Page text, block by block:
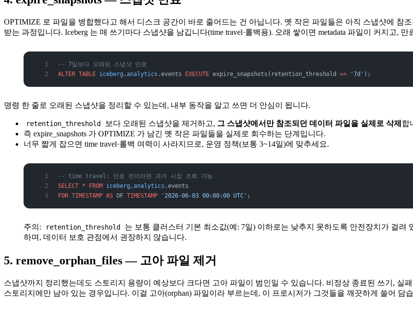
OPTIMIZE 로 파일을 병합했다고 해서 디스크 공간이 바로 줄어드는 건 아닙니다. 옛 작은 파일들은 아직 스냅샷에 참
받는 과정입니다. Iceberg 는 매 쓰기마다 스냅샷을 남깁니다(time travel·롤백용). 오래 쌓이면 metadata 파일이 커지고,
-- 7일보다 오래된 스냅샷 만료
ALTER TABLE iceberg .analytics .events EXECUTE expire_snapshots(retention_threshold => '7d' );
명령 한 줄로 오래된 스냅샷을 정리할 수 있는데, 내부 동작을 알고 쓰면 더 안심이 됩니다.
retention_threshold 보다 오래된 스냅샷을 제거하고, 그 스냅샷에서만 참조되던 데이터 파일을 실제로 삭제 합
즉 expire_snapshots 가 OPTIMIZE 가 남긴 옛 작은 파일들을 실제로 회수하는 단계입니다.
너무 짧게 잡으면 time travel·롤백 여력이 사라지므로, 운영 정책(보통 3~14일)에 맞추세요.
-- time travel: 만료 전이라면 과거 시점 조회 가능
SELECT * FROM iceberg .analytics .events
FOR TIMESTAMP AS OF TIMESTAMP '2026-06-03 00:00:00 UTC' ;
주의: retention_threshold
는 보통 클러스터 기본 최소값(예: 7일) 이하로는 낮추지 못하도록 안전장치가 걸
하며, 데이터 보호 관점에서 권장하지 않습니다.
5. remove_orphan_files — 고아 파일 제거
스냅샷까지 정리했는데도 스토리지 용량이 예상보다 크다면 고아 파일이 범인일 수 있습니다. 비정상 종료된 쓰기, 실
스토리지에만 남아 있는 경우입니다. 이걸 고아(orphan) 파일이라 부르는데, 이 프로시저가 그것들을 깨끗하게 쓸어 담